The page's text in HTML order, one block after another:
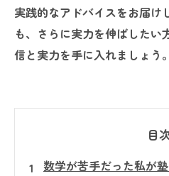
実践的なアドバイスをお届け
も、さらに実力を伸ばしたい
信と実力を手に入れましょう。
目
数学が苦手だった私が